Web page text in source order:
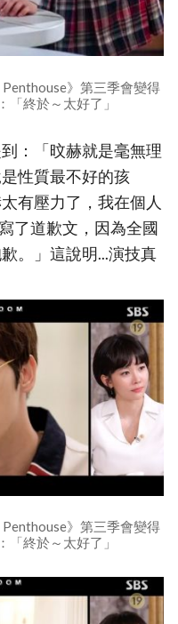
》第三季會變得
「終於～太好了」
：「旼赫就是毫無理
性質最不好的孩
有壓力了，我在個人
了道歉文，因為全國
。」這說明...演技真
》第三季會變得
「終於～太好了」